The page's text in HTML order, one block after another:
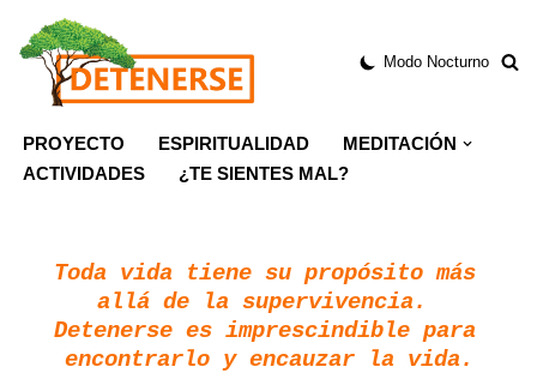
Saltar
Modo Nocturno
PROYECTO ESPIRITUALIDAD
MEDITACIÓN
ACTIVIDADES
¿TE SIENTES MAL?
Toda vida tiene su propósito más
allá de la supervivencia.
Detenerse es imprescindible para
encontrarlo y encauzar la vida.